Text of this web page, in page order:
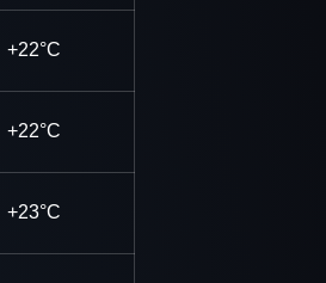
+22°C
+22°C
+23°C